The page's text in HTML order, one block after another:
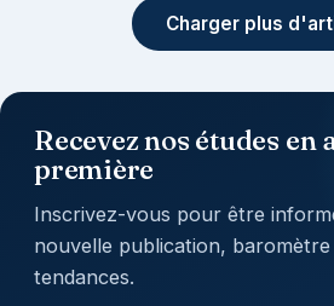
Charger plus
Recevez nos études en
première
Inscrivez-vous pour être
nouvelle publication,
tendances.